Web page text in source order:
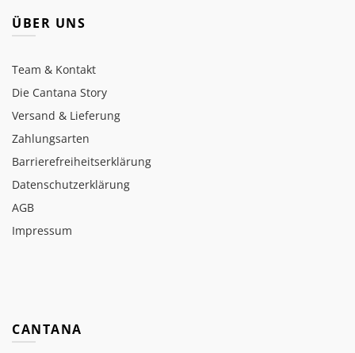
ÜBER UNS
Team & Kontakt
Die Cantana Story
Versand & Lieferung
Zahlungsarten
Barrierefreiheitserklärung
Datenschutzerklärung
AGB
Impressum
CANTANA